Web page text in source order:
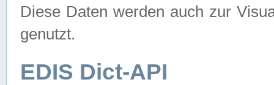
Diese Daten werden auch zur
genutzt.
EDIS Dict-API